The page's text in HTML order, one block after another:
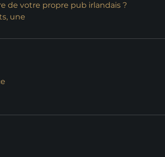
de votre propre pub irlandais ?
une